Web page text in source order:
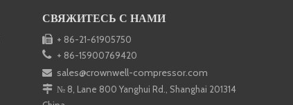
СВЯЖИТЕСЬ С НАМИ
 + 86-21-61905750
 + 86-15900769420
 sales@crownwell-compressor.com
 № 8, Lane 800 Yanghui Rd., Shanghai 201314